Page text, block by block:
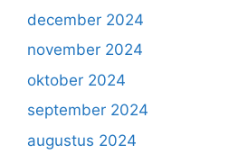
december 2024
november 2024
oktober 2024
september 2024
augustus 2024